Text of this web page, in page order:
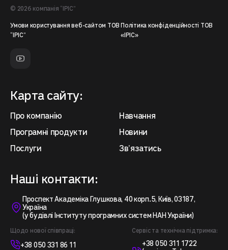
© 2026 компанія “ІРІС”
Умови користування веб-сайтом ТОВ
“ІРІС”
Політика конфіденційності ТОВ
«ІРІС»
Карта сайту:
Про компанію
Навчання
Програмні продукти
Новини
Послуги
Зв’язатись
Наші контакти:
Проспект Академіка Глушкова, 40 корп.5, Київ, 03187,
Україна
(у будівлі Інституту програмних систем НАН України)
Щодо нової співпраці:
+38 050 331 86 11
Сервіс та технічна підтримка:
+38 050 311 1722